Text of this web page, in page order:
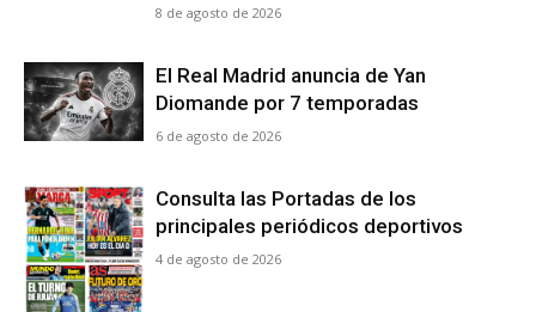
8 de agosto de 2026
El Real Madrid anuncia de Yan
Diomande por 7 temporadas
6 de agosto de 2026
Consulta las Portadas de los
principales periódicos deportivos
4 de agosto de 2026